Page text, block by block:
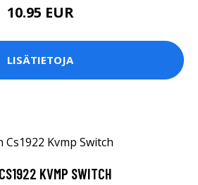
10.95 EUR
LISÄTIETOJA
KVMP SWITCH